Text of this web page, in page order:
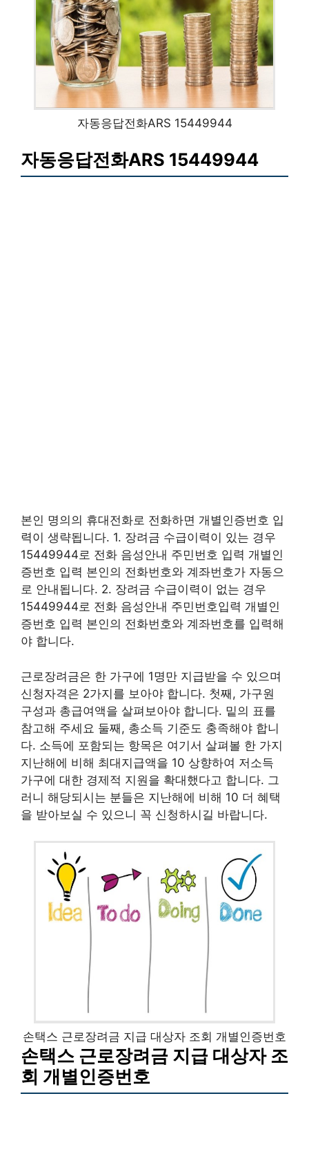
자동응답전화ARS 15449944
자동응답전화ARS 15449944
본인 명의의 휴대전화로 전화하면 개별인증번호 입
력이 생략됩니다. 1. 장려금 수급이력이 있는 경우
15449944로 전화 음성안내 주민번호 입력 개별인
증번호 입력 본인의 전화번호와 계좌번호가 자동으
로 안내됩니다. 2. 장려금 수급이력이 없는 경우
15449944로 전화 음성안내 주민번호입력 개별인
증번호 입력 본인의 전화번호와 계좌번호를 입력해
야 합니다.
근로장려금은 한 가구에 1명만 지급받을 수 있으며
신청자격은 2가지를 보아야 합니다. 첫째, 가구원
구성과 총급여액을 살펴보아야 합니다. 밑의 표를
참고해 주세요 둘째, 총소득 기준도 충족해야 합니
다. 소득에 포함되는 항목은 여기서 살펴볼 한 가지
지난해에 비해 최대지급액을 10 상향하여 저소득
가구에 대한 경제적 지원을 확대했다고 합니다. 그
러니 해당되시는 분들은 지난해에 비해 10 더 혜택
을 받아보실 수 있으니 꼭 신청하시길 바랍니다.
손택스 근로장려금 지급 대상자 조회 개별인증번호
손택스 근로장려금 지급 대상자 조
회 개별인증번호